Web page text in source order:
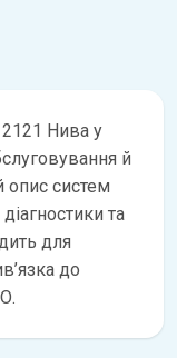
Нива у
й
опис систем
та
для
до